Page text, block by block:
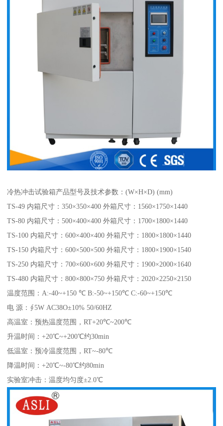
冷热冲击试验箱产品型号及技术参数：(W×H×D) (mm)
TS-49 内箱尺寸：350×350×400 外箱尺寸：1560×1750×1440
TS-80 内箱尺寸：500×400×400 外箱尺寸：1700×1800×1440
TS-100 内箱尺寸：600×400×400 外箱尺寸：1800×1800×1440
TS-150 内箱尺寸：600×500×500 外箱尺寸：1800×1900×1540
TS-250 内箱尺寸：700×600×600 外箱尺寸：1900×2000×1640
TS-480 内箱尺寸：800×800×750 外箱尺寸：2020×2250×2150
温度范围：A:-40~+150 ℃ B:-50~+150℃ C:-60~+150℃
电 源：∮5W AC38O±10% 50/60HZ
高温室：预热温度范围，RT+20℃~200℃
升温时间：+20℃~+200℃约30min
低温室：预冷温度范围，RT~-80℃
降温时间：+20℃~-80℃约80min
实验室冲击：温度均匀度±2.0℃